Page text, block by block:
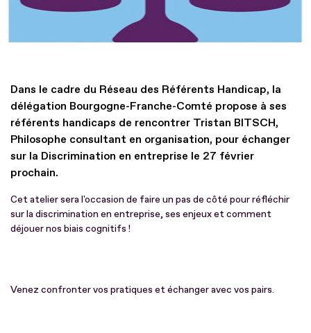
Dans le cadre du Réseau des Référents Handicap, la
délégation Bourgogne-Franche-Comté propose à ses
référents handicaps de rencontrer Tristan BITSCH,
Philosophe consultant en organisation, pour échanger
sur la Discrimination en entreprise le 27 février
prochain.
Cet atelier sera l'occasion de faire un pas de côté pour réfléchir
sur la discrimination en entreprise, ses enjeux et comment
déjouer nos biais cognitifs !
Venez confronter vos pratiques et échanger avec vos pairs.